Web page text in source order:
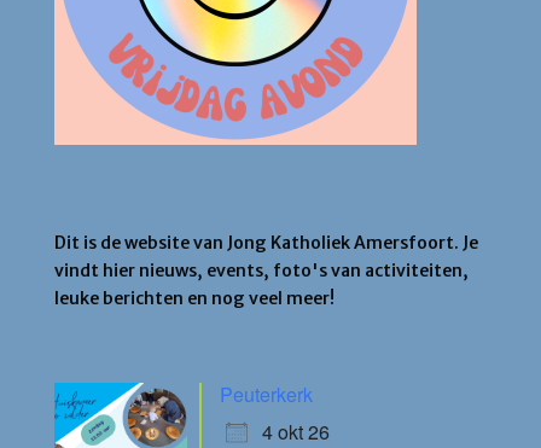
Dit is de website van Jong Katholiek Amersfoort. Je
vindt hier nieuws, events, foto's van activiteiten,
leuke berichten en nog veel meer!
Peuterkerk
4 okt 26